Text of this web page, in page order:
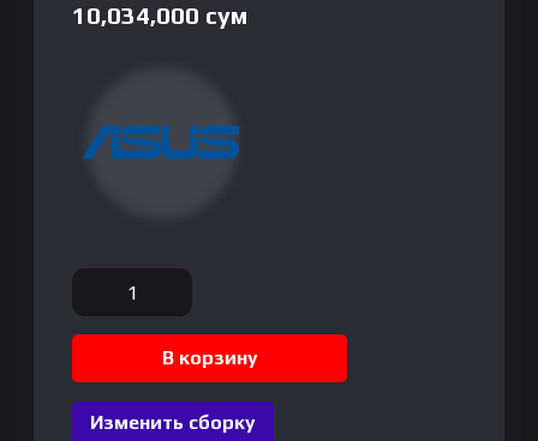
10,034,000 сум
Количество
товара
MB
|
ROG
В корзину
Изменить сборку